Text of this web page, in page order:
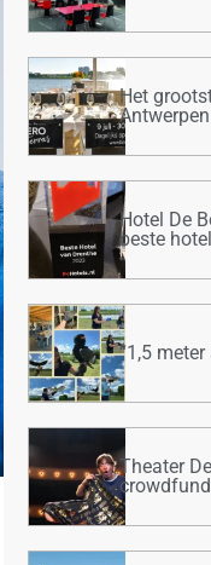
Het
Antwerpen
Hotel De
beste
“1,5
Theater